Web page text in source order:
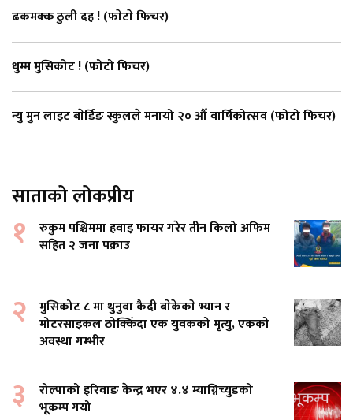
ढकमक्क ठुली दह ! (फाेटाे फिचर)
धुम्म मुसिकोट ! (फोटो फिचर)
न्यु मुन लाइट बाेर्डिङ स्कुलले मनायो २० औँ वार्षिकोत्सव (फोटो फिचर)
साताको लोकप्रीय
१
रुकुम पश्चिममा हवाइ फायर गरेर तीन किलो अफिम
सहित २ जना पक्राउ
२
मुसिकोट ८ मा थुनुवा कैदी बाेकेकाे भ्यान र
मोटरसाइकल ठोक्किँदा एक युवकको मृत्यु, एकको
अवस्था गम्भीर
३
रोल्पाको इरिवाङ केन्द्र भएर ४.४ म्याग्निच्युडको
भूकम्प गयो